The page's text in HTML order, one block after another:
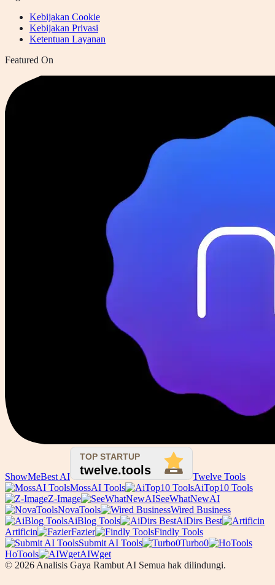
Kebijakan Cookie
Kebijakan Privasi
Ketentuan Layanan
Featured On
ShowMeBest AI
Twelve Tools
MossAI Tools
AiTop10 Tools
Z-Image
SeeWhatNewAI
NovaTools
Wired Business
AiBlog Tools
AiDirs Best
Artificin
Fazier
Findly Tools
Submit AI Tools
Turbo0
HoTools
AIWget
© 2026 Analisis Gaya Rambut AI Semua hak dilindungi.